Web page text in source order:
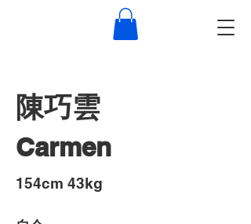
陳巧雲
Carmen
​154cm 43kg